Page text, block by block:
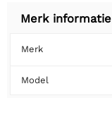
Merk informatie
Merk
Model